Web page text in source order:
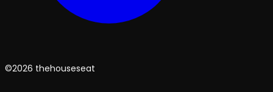
©2026 thehouseseat